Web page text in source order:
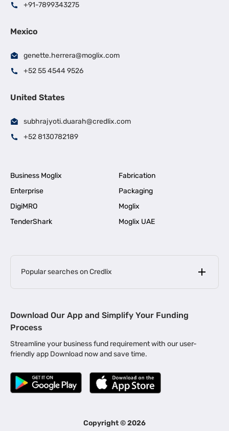
+91-7899343275
Mexico
genette.herrera@moglix.com
+52 55 4544 9526
United States
subhrajyoti.duarah@credlix.com
+52 8130782189
Business Moglix
Fabrication
Enterprise
Packaging
DigiMRO
Moglix
TenderShark
Moglix UAE
Popular searches on Credlix
MSME Loan for Startups |
Business Loan in Kerala | Business Loan in Bengaluru |
Business Loan for Manufacturers | Business Loan in Delhi
Business Loan for Machinery Purchase |
|
Business Loans for Women Entrepreneurs
Download Our App and Simplify Your Funding
Process
Streamline your business fund requirement with our user-
friendly app Download now and save time.
Copyright ©2026